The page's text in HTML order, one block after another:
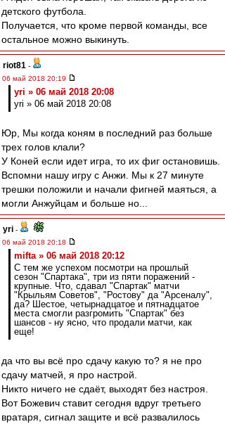
детского футбола.
Получается, что кроме первой команды, все
остальное можно выкинуть.
riot81 -
06 май 2018 20:19
yri » 06 май 2018 20:08
yri » 06 май 2018 20:08
Юр, Мы когда коням в последний раз больше
трех голов клали?
У Коней если идет игра, то их фиг остановишь.
Вспомни нашу игру с Анжи. Мы к 27 минуте
трешки положили и начали фигней маяться, а
могли Анжуйцам и больше но...
yri -
06 май 2018 20:18
mifta » 06 май 2018 20:12
С тем же успехом посмотри на прошлый
сезон "Спартака", три из пяти поражений -
крупные. Что, сдавал "Спартак" матчи
"Крыльям Советов", "Ростову" да "Арсеналу",
да? Шестое, четырнадцатое и пятнадцатое
места смогли разгромить "Спартак" без
шансов - ну ясно, что продали матчи, как
еще!
да что вы всё про сдачу какую то? я не про
сдачу матчей, я про настрой.
Никто ничего не сдаёт, выходят без настроя.
Вот Божевич ставит сегодня вдруг третьего
вратаря, сигнал защите и всё развалилось